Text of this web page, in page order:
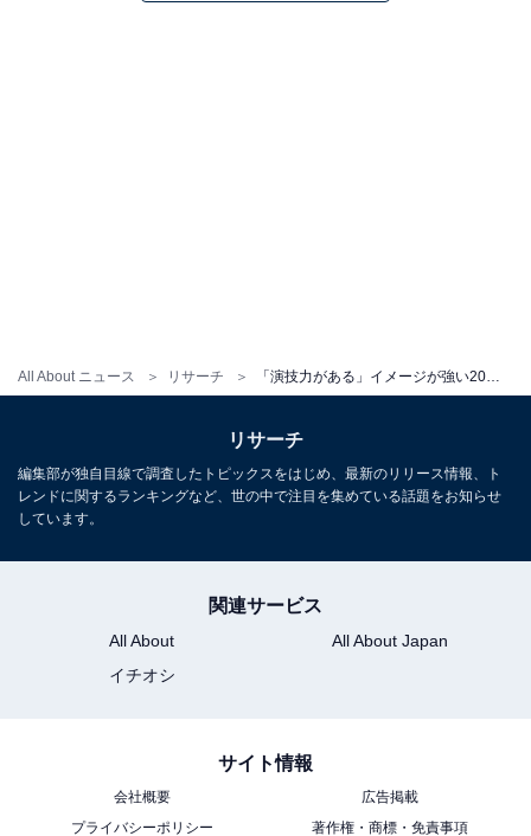
All About ニュース リサーチ 「演技力がある」イメージが強い20代女性俳優ランキング！ 2位「杉咲花」を抑えた1位は？
リサーチ
編集部が独自目線で調査したトピックスをはじめ、最新のリリース情報、ト
レンドに関するランキングなど、世の中で注目を集めている話題をお知らせ
しています。
関連サービス
All About
All About Japan
イチオシ
サイト情報
会社概要
広告掲載
プライバシーポリシー
著作権・商標・免責事項